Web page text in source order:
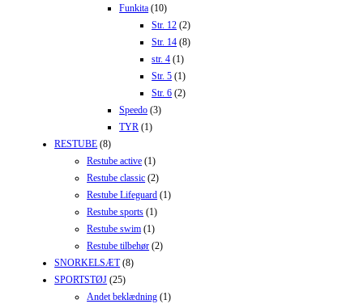
Funkita (10)
Str. 12 (2)
Str. 14 (8)
str. 4 (1)
Str. 5 (1)
Str. 6 (2)
Speedo (3)
TYR (1)
RESTUBE (8)
Restube active (1)
Restube classic (2)
Restube Lifeguard (1)
Restube sports (1)
Restube swim (1)
Restube tilbehør (2)
SNORKELSÆT (8)
SPORTSTØJ (25)
Andet beklædning (1)